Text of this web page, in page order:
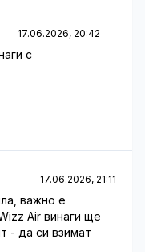
17.06.2026, 20:42
с
17.06.2026, 21:11
важно е
Air винаги ще
- да си взимат